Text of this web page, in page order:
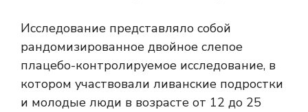
Исследование представляло собой
рандомизированное двойное слепое
плацебо-контролируемое исследование, в
котором участвовали ливанские подростки
и молодые люди в возрасте от 12 до 25